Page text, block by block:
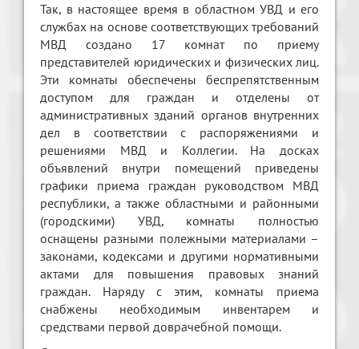
Так, в настоящее время в областном УВД и его
службах на основе соответствующих требований
МВД создано 17 комнат по приему
представителей юридических и физических лиц.
Эти комнаты обеспечены беспрепятственным
доступом для граждан и отделены от
административных зданий органов внутренних
дел в соответствии с распоряжениями и
решениями МВД и Коллегии. На досках
объявлений внутри помещений приведены
графики приема граждан руководством МВД
республики, а также областными и районными
(городскими) УВД, комнаты полностью
оснащены разными полежными материалами –
законами, кодексами и другими нормативными
актами для повышения правовых знаний
граждан. Наряду с этим, комнаты приема
снабжены необходимым инвентарем и
средствами первой доврачебной помощи.